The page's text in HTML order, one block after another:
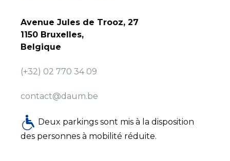
Avenue Jules de Trooz, 27
1150 Bruxelles,
Belgique
(+32) 02 770 34 09
contact@daum.be
Deux parkings sont mis à la disposition
des personnes à mobilité réduite.